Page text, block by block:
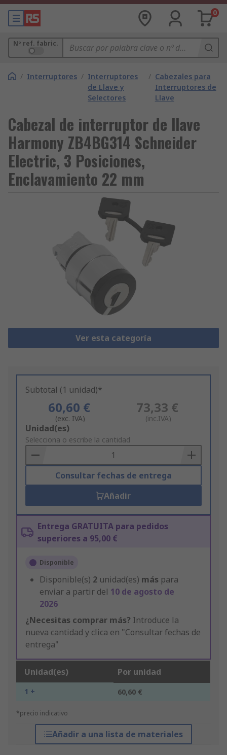
0
Nº ref. fabric.
/ Interruptores / Interruptores
de Llave y
Selectores
/ Cabezales para
Interruptores de
Llave
Cabezal de interruptor de llave
Harmony ZB4BG314 Schneider
Electric, 3 Posiciones,
Enclavamiento 22 mm
Ver esta categoría
Subtotal (1 unidad)*
60,60 €
(exc. IVA)
73,33 €
(inc.IVA)
Add
to
Basket
Unidad(es)
Selecciona o escribe la cantidad
Consultar fechas de entrega
Añadir
Entrega GRATUITA para pedidos
superiores a 95,00 €
Disponible
Disponible(s) 2 unidad(es) más para
enviar a partir del 10 de agosto de
2026
¿Necesitas comprar más? Introduce la
nueva cantidad y clica en "Consultar fechas de
entrega"
Unidad(es) Por unidad
1 + 60,60 €
*precio indicativo
Añadir a una lista de materiales